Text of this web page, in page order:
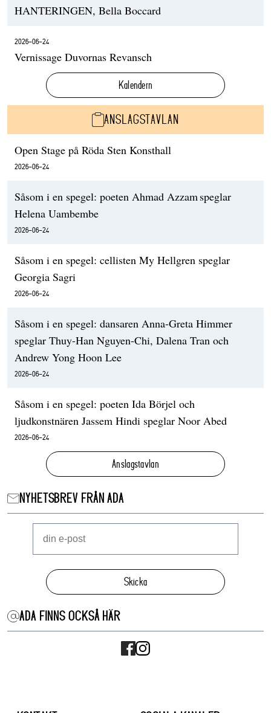
HANTERINGEN, Bella Boccard
2026-06-24
Vernissage Duvornas Revansch
Kalendern
ANSLAGSTAVLAN
Open Stage på Röda Sten Konsthall
2026-06-24
Såsom i en spegel: poeten Ahmad Azzam speglar
Helena Uambembe
2026-06-24
Såsom i en spegel: cellisten My Hellgren speglar
Georgia Sagri
2026-06-24
Såsom i en spegel: dansaren Anna-Greta Himmer
speglar Thuy-Han Nguyen-Chi, Dalena Tran och
Andrew Yong Hoon Lee
2026-06-24
Såsom i en spegel: poeten Ida Börjel och
ljudkonstnären Jassem Hindi speglar Noor Abed
2026-06-24
Anslagstavlan
NYHETSBREV FRÅN ADA
Skicka
ADA FINNS OCKSÅ HÄR